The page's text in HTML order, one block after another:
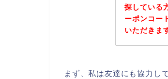
探している
ーポンコー
いただきま
まず、私は友達にも協力し